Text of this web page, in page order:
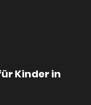
Kinder in